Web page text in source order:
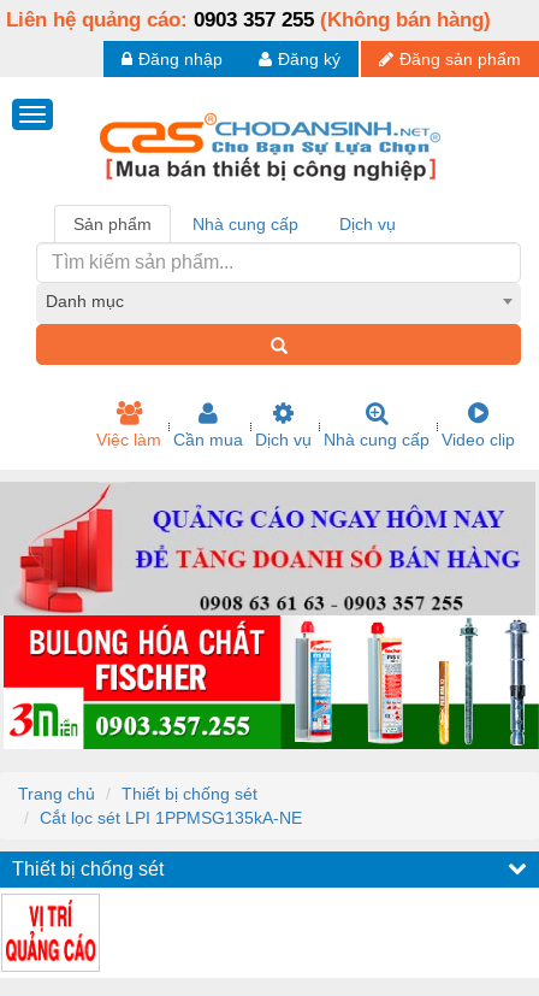
Liên hệ quảng cáo: 0903 357 255 (Không bán hàng)
Đăng sản phẩm
Đăng ký
Đăng nhập
Sản phẩm Nhà cung cấp Dịch vụ
Danh mục
Việc làm Cần mua Dịch vụ Nhà cung cấp Video clip
Trang chủ
Thiết bị chống sét
Cắt lọc sét LPI 1PPMSG135kA-NE
Thiết bị chống sét